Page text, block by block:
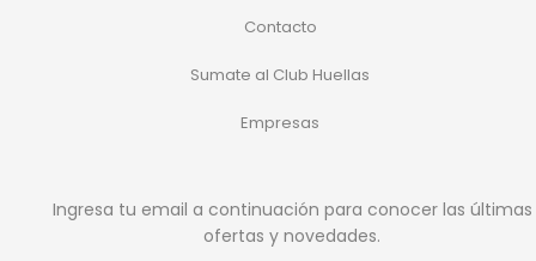
Contacto
Sumate al Club Huellas
Empresas
Ingresa tu email a continuación para conocer las últimas
ofertas y novedades.